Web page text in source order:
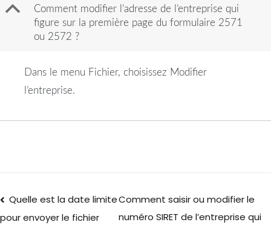
B
Comment modifier l’adresse de l’entreprise qui
figure sur la première page du formulaire 2571
ou 2572 ?
Dans le menu Fichier, choisissez Modifier
l’entreprise.
Quelle est la date limite
pour envoyer le fichier
Comment saisir ou modifier le
numéro SIRET de l’entreprise qui